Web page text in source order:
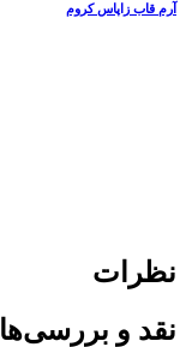
آرم قاب زاپاس کروم
نظرات
نقد و بررسی‌ها